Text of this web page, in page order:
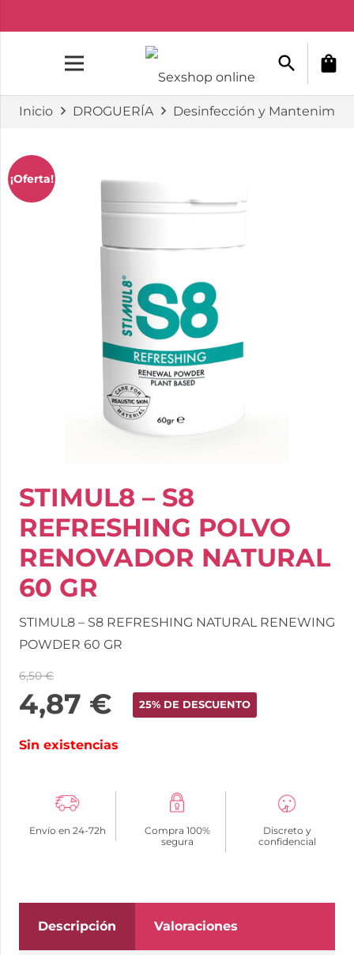
search shopping_bag
Inicio DROGUERÍA Desinfección y
¡Oferta!
STIMUL8 – S8
REFRESHING POLVO
RENOVADOR NATURAL
60 GR
STIMUL8 – S8 REFRESHING NATURAL RENEWING
POWDER 60 GR
6,50€
4,87 € 25% DE DESCUENTO
Sin existencias
Envío en 24-72h
Compra 100%
segura
Discreto y
confidencial
Descripción Valoraciones